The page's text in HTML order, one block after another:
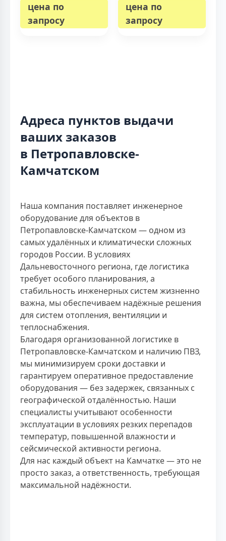
цена по
запросу
цена по
запросу
Адреса пунктов выдачи
ваших заказов
в Петропавловске-
Камчатском
Наша компания поставляет инженерное
оборудование для объектов в
Петропавловске-Камчатском — одном из
самых удалённых и климатически сложных
городов России. В условиях
Дальневосточного региона, где логистика
требует особого планирования, а
стабильность инженерных систем жизненно
важна, мы обеспечиваем надёжные решения
для систем отопления, вентиляции и
теплоснабжения.
Благодаря организованной логистике в
Петропавловске-Камчатском и наличию ПВЗ,
мы минимизируем сроки доставки и
гарантируем оперативное предоставление
оборудования — без задержек, связанных с
географической отдалённостью. Наши
специалисты учитывают особенности
эксплуатации в условиях резких перепадов
температур, повышенной влажности и
сейсмической активности региона.
Для нас каждый объект на Камчатке — это не
просто заказ, а ответственность, требующая
максимальной надёжности.